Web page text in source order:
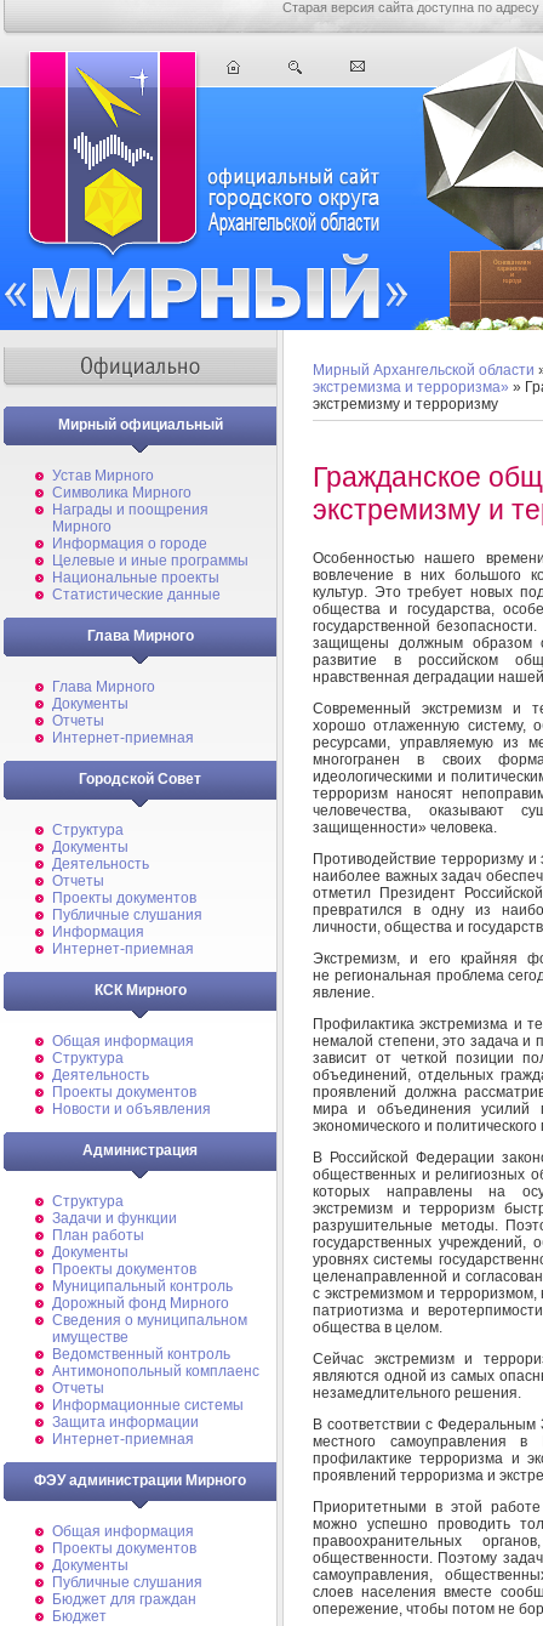
Старая версия сайта доступна по адресу
Мирный официальный
Устав Мирного
Символика Мирного
Награды и поощрения
Мирного
Информация о городе
Целевые и иные программы
Национальные проекты
Статистические данные
Глава Мирного
Глава Мирного
Документы
Отчеты
Интернет-приемная
Городской Совет
Структура
Документы
Деятельность
Отчеты
Проекты документов
Публичные слушания
Информация
Интернет-приемная
КСК Мирного
Общая информация
Структура
Деятельность
Проекты документов
Новости и объявления
Администрация
Структура
Задачи и функции
План работы
Документы
Проекты документов
Муниципальный контроль
Дорожный фонд Мирного
Cведения о муниципальном
имуществе
Ведомственный контроль
Антимонопольный комплаенс
Отчеты
Информационные системы
Защита информации
Интернет-приемная
ФЭУ администрации Мирного
Общая информация
Проекты документов
Документы
Публичные слушания
Бюджет для граждан
Бюджет
Мирный Архангельской области
экстремизма и терроризма» »
экстремизму и терроризму
Гражданское
экстремизму и
Особенностью нашего
вовлечение в них большого
культур. Это требует новых
общества и государства,
государственной
защищены должным образом
развитие в российском
нравственная деградации
Современный экстремизм и
хорошо отлаженную систему,
ресурсами, управляемую из
многогранен в своих
идеологическими и
терроризм наносят
человечества, оказывают
защищенности» человека.
Противодействие терроризму
наиболее важных задач
отметил Президент
превратился в одну из
личности, общества и
Экстремизм, и его крайняя
не региональная проблема
явление.
Профилактика экстремизма и
немалой степени, это задача и
зависит от четкой позиции
объединений, отдельных
проявлений должна
мира и объединения усилий
экономического и
В Российской Федерации
общественных и религиозных
которых направлены на
экстремизм и терроризм
разрушительные методы.
государственных учреждений,
уровнях системы
целенаправленной и
с экстремизмом и
патриотизма и
общества в целом.
Сейчас экстремизм и
являются одной из самых
незамедлительного решения.
В соответствии с
местного самоуправления
профилактике терроризма и
проявлений терроризма и
Приоритетными в этой
можно успешно проводить
правоохранительных
общественности. Поэтому
самоуправления,
слоев населения вместе
опережение, чтобы потом не